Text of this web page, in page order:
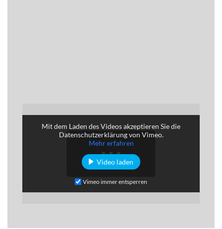
Mit dem Laden des Videos akzeptieren Sie die
Datenschutzerklärung von Vimeo.
Mehr erfahren
Video laden
Vimeo immer entsperren